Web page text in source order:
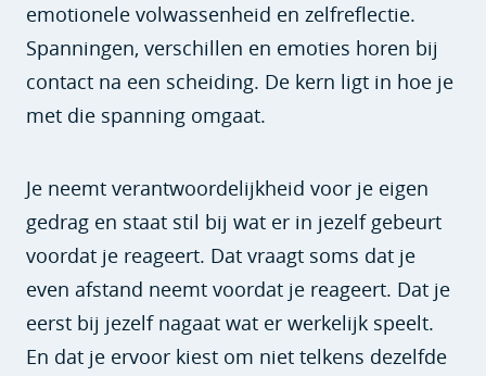
emotionele volwassenheid en zelfreflectie.
Spanningen, verschillen en emoties horen bij
contact na een scheiding. De kern ligt in hoe je
met die spanning omgaat.
Je neemt verantwoordelijkheid voor je eigen
gedrag en staat stil bij wat er in jezelf gebeurt
voordat je reageert. Dat vraagt soms dat je
even afstand neemt voordat je reageert. Dat je
eerst bij jezelf nagaat wat er werkelijk speelt.
En dat je ervoor kiest om niet telkens dezelfde